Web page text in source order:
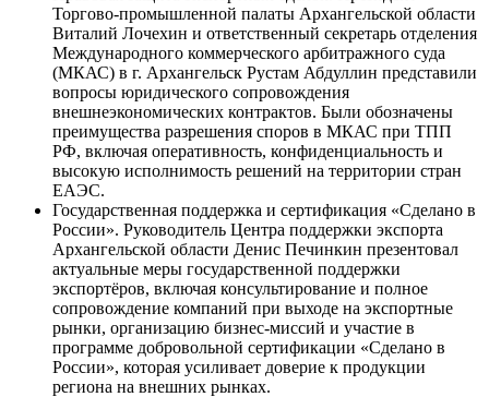
Торгово-промышленной палаты Архангельской области
Виталий Лочехин и ответственный секретарь отделения
Международного коммерческого арбитражного суда
(МКАС) в г. Архангельск Рустам Абдуллин представили
вопросы юридического сопровождения
внешнеэкономических контрактов. Были обозначены
преимущества разрешения споров в МКАС при ТПП
РФ, включая оперативность, конфиденциальность и
высокую исполнимость решений на территории стран
ЕАЭС.
Государственная поддержка и сертификация «Сделано в
России». Руководитель Центра поддержки экспорта
Архангельской области Денис Печинкин презентовал
актуальные меры государственной поддержки
экспортёров, включая консультирование и полное
сопровождение компаний при выходе на экспортные
рынки, организацию бизнес-миссий и участие в
программе добровольной сертификации «Сделано в
России», которая усиливает доверие к продукции
региона на внешних рынках.